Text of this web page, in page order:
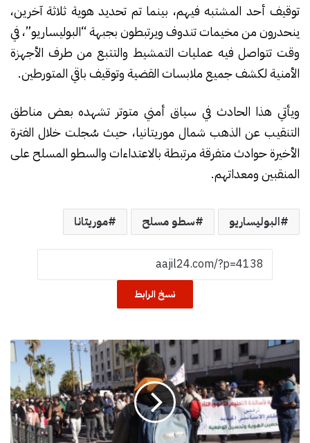
توقيف أحد المشتبه فيهم، بينما تم تحديد هوية ثلاثة آخرين،
ينحدرون من مخيمات تندوف ويرتبطون بجبهة “البوليساريو”، في
وقت تتواصل فيه عمليات التمشيط والتتبع من طرف الأجهزة
الأمنية لكشف جميع ملابسات القضية وتوقيف باقي المتورطين.
ويأتي هذا الحادث في سياق أمني متوتر تشهده بعض مناطق
التنقيب عن الذهب شمال موريتانيا، حيث سُجلت خلال الفترة
الأخيرة حوادث متفرقة مرتبطة بالاعتداءات والسطو المسلح على
المنقبين ومعداتهم.
البوليساريو سطو مسلح موريتانا
نسخ الرابط
ا
ل
ع
ي
ا
د